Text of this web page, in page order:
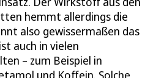
hemmt allerdings die
also gewissermaßen das
auch in vielen
– zum Beispiel in
und Koffein. Solche